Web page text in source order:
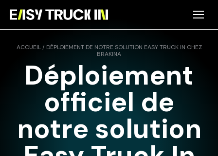
ACCUEIL/ DÉPLOIEMENT DE NOTRE SOLUTION EASY TRUCK IN CHEZ
BRAKINA
Déploiement
officiel de
notre solution
Panneau de gestion des cookies